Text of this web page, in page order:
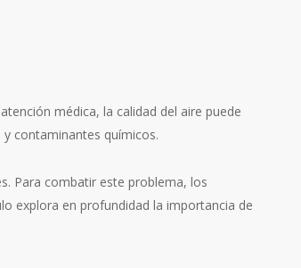
médica, la calidad del aire puede
contaminantes químicos.
Para combatir este problema, los
explora en profundidad la importancia de